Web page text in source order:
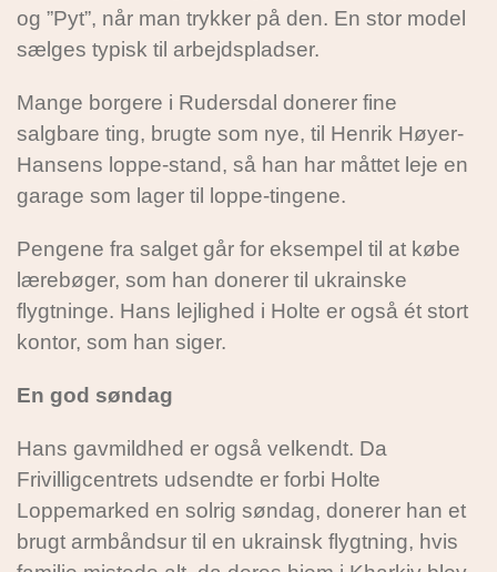
og ”Pyt”, når man trykker på den. En stor model
sælges typisk til arbejdspladser.
Mange borgere i Rudersdal donerer fine
salgbare ting, brugte som nye, til Henrik Høyer-
Hansens loppe-stand, så han har måttet leje en
garage som lager til loppe-tingene.
Pengene fra salget går for eksempel til at købe
lærebøger, som han donerer til ukrainske
flygtninge. Hans lejlighed i Holte er også ét stort
kontor, som han siger.
En god søndag
Hans gavmildhed er også velkendt. Da
Frivilligcentrets udsendte er forbi Holte
Loppemarked en solrig søndag, donerer han et
brugt armbåndsur til en ukrainsk flygtning, hvis